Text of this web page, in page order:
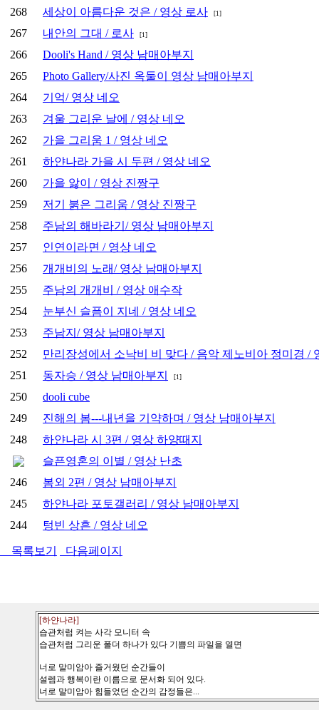
268
세상이 아름다운 것은 / 영상 로사 [1]
267 내안의 그대 / 로사 [1]
266
Dooli's Hand / 영상 남매아부지
265
Photo Gallery/사진 옥둘이 영상 남매아부지
264
기억/ 영상 네오
263
겨울 그리운 날에 / 영상 네오
262
가을 그리움 1 / 영상 네오
261
하얀나라 가을 시 두편 / 영상 네오
260
가을 앓이 / 영상 진짱구
259
저기 붉은 그리움 / 영상 진짱구
258
주남의 해바라기/ 영상 남매아부지
257
인연이라면 / 영상 네오
256
개개비의 노래/ 영상 남매아부지
255
주남의 개개비 / 영상 애수작
254
눈부신 슬픔이 지네 / 영상 네오
253
주남지/ 영상 남매아부지
252
만리장성에서 소낙비 비 맞다 / 음악 제노비아 정미경 /
251
동자승 / 영상 남매아부지 [1]
250
dooli cube
249
진해의 봄---내년을 기약하며 / 영상 남매아부지
248
하얀나라 시 3편 / 영상 하양때지
슬픈영혼의 이별 / 영상 난초
246
봄외 2편 / 영상 남매아부지
245
하얀나라 포토갤러리 / 영상 남매아부지
244
텅빈 상흔 / 영상 네오
목록보기 다음페이지
[하얀나라]
습관처럼 켜는 사각 모니터 속
습관처럼 그리운 폴더 하나가 있다 기쁨의 파일을 열면
너로 말미암아 즐거웠던 순간들이
설렘과 행복이란 이름으로 문서화 되어 있다.
너로 말미암아 힘들었던 순간의 감정들은...